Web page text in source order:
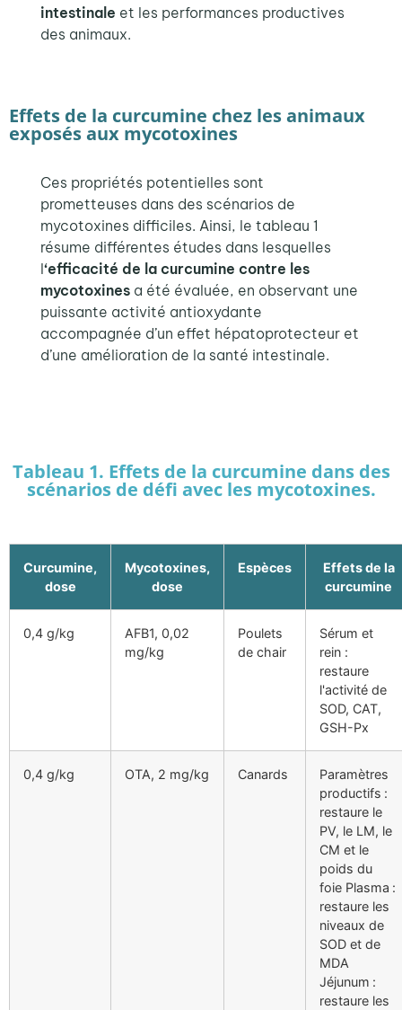
intestinale et les performances productives
des animaux.
Effets de la curcumine chez les animaux
exposés aux mycotoxines
Ces propriétés potentielles sont
prometteuses dans des scénarios de
mycotoxines difficiles. Ainsi, le tableau 1
résume différentes études dans lesquelles
l‘efficacité de la curcumine contre les
mycotoxines a été évaluée, en observant une
puissante activité antioxydante
accompagnée d’un effet hépatoprotecteur et
d’une amélioration de la santé intestinale.
Tableau 1. Effets de la curcumine dans des
scénarios de défi avec les mycotoxines.
Curcumine,
dose
Mycotoxines,
dose
Espèces
Effets de la
curcumine
0,4 g/kg
AFB1, 0,02
mg/kg
Poulets
de chair
Sérum et
rein :
restaure
l'activité de
SOD, CAT,
GSH-Px
0,4 g/kg OTA, 2 mg/kg Canards
Paramètres
productifs :
restaure le
PV, le LM, le
CM et le
poids du
foie Plasma :
restaure les
niveaux de
SOD et de
MDA
Jéjunum :
restaure les